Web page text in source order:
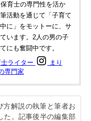
育士の専門性を活か
活動を通じて「子育て
に」をモットーに、サ
います。2人の男の子
にも奮闘中です。
ライター
まり
専門家
解説の執筆と筆者お
た。記事後半の編集部